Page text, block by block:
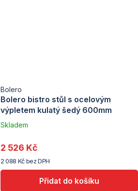
Bolero bistro stůl s ocelovým
výpletem kulatý šedý 600mm
Bolero
Skladem
dodavatele
(10)
2 088 Kč bez DPH
2 526 Kč